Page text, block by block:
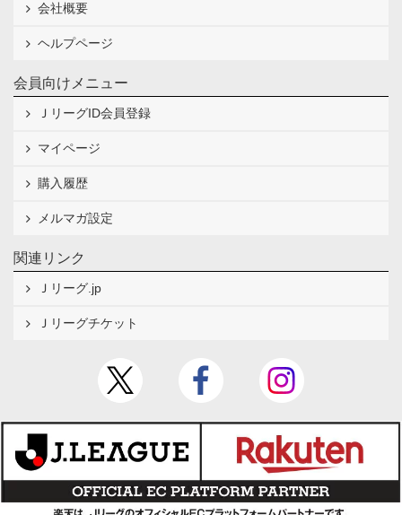
会社概要
ヘルプページ
会員向けメニュー
ＪリーグID会員登録
マイページ
購入履歴
メルマガ設定
関連リンク
Ｊリーグ.jp
Ｊリーグチケット